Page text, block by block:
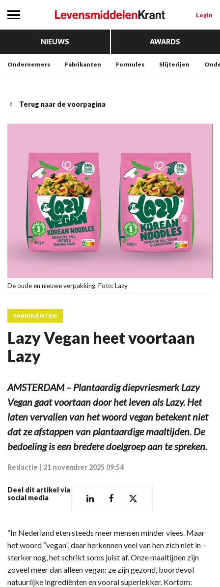
Login
NIEUWS AWARDS
Ondernemers Fabrikanten Formules Slijterijen
Terug naar de voorpagina
De oude en nieuwe verpakking. Foto: Lazy
FABRIKANTEN
Lazy Vegan heet voortaan
Lazy
AMSTERDAM – Plantaardig diepvriesmerk Lazy
Vegan gaat voortaan door het leven als Lazy. Het
laten vervallen van het woord vegan betekent niet
dat ze afstappen van plantaardige maaltijden. De
bedoeling is een bredere doelgroep aan te spreken.
Redactie 21 november 2025 09:54
Deel dit artikel via
social media
“In Nederland eten steeds meer mensen minder vlees. Maar
het woord “vegan”, daar herkennen veel van hen zich niet in -
sterker nog, het schrikt soms juist af. Onze maaltijden zijn
zoveel meer dan alleen vegan: ze zijn gezond, boordevol
natuurlijke ingrediënten en vooral superlekker. Kortom: